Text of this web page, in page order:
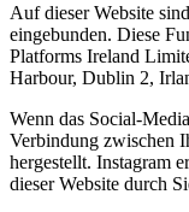
Auf dieser Website
eingebunden. Diese
Platforms Ireland
Harbour, Dublin 2,
Wenn das Social-
Verbindung zwischen
hergestellt. Instagram
dieser Website durch